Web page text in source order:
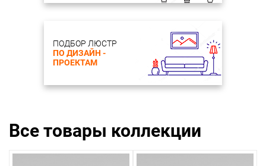
ПОДБОР ЛЮСТР
ПО ДИЗАЙН -
ПРОЕКТАМ
Все товары коллекции